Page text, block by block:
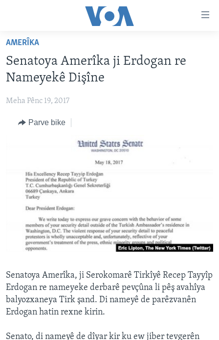
Yekser
naveroka
serekî
here
serekî
FOTO GALERÎ
RADYO
HERÊMÊN KURDAN
AMERÎKA
TIRKÎYE
ÎRAN
ROJHILATA NAVÎN
CÎHAN
ÇAND Û HUNER
SERNIVÎS
Learning English
FOLLOW US
AMERÎKA
Senatoya Amerîka ji Erdogan re
Nameyekê Dişîne
Meha Pênc 19, 2017
Parve bike
Senatoya Amerîka, ji Serokomarê Tirkîyê Recep Tayyîp
Erdogan re nameyeke derbarê pevçûna li pêş avahîya
balyozxaneya Tirk şand. Di nameyê de parêzvanên
Erdogan hatin rexne kirin.
Senato, di nameyê de dîyar kir ku ew jiber tevgerên